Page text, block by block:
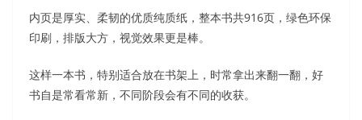
内页是厚实、柔韧的优质纯质纸，整本书共916页，绿色环保
印刷，排版大方，视觉效果更是棒。
这样一本书，特别适合放在书架上，时常拿出来翻一翻，好
书自是常看常新，不同阶段会有不同的收获。